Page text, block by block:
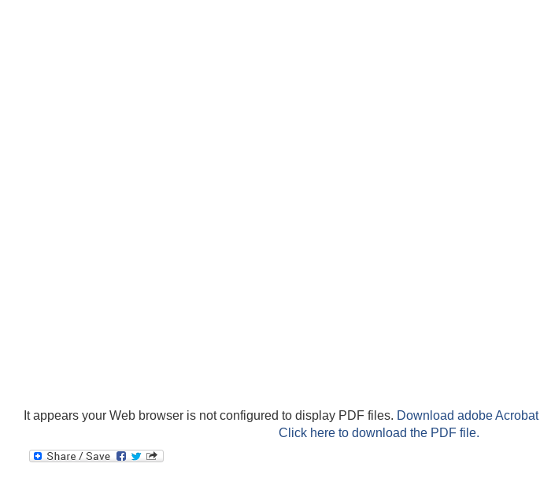
It appears your Web browser is not configured to display PDF files. Download adobe Acrobat
Click here to download the PDF file.